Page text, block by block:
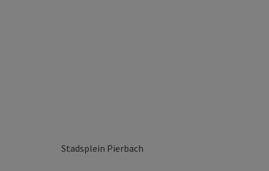
Stadsplein Pierbach